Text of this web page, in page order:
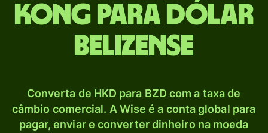
Kong para Dólar
belizense
Converta de HKD para BZD com a taxa de
câmbio comercial. A Wise é a conta global para
pagar, enviar e converter dinheiro na moeda